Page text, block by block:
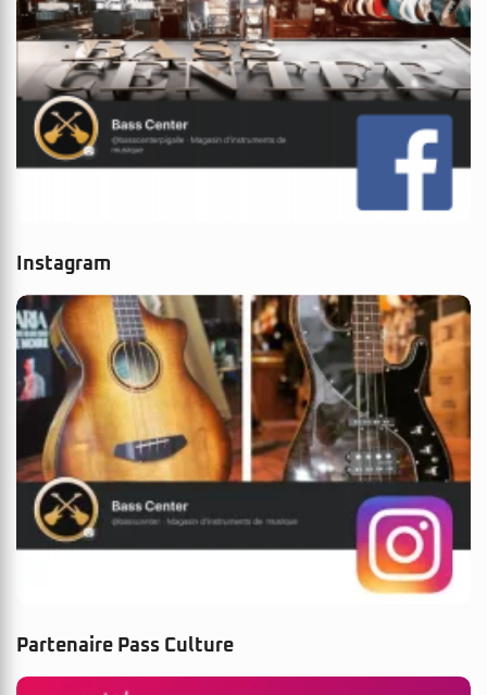
Instagram
Partenaire Pass Culture